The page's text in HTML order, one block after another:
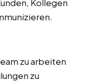
Kollegen
zu arbeiten
zu